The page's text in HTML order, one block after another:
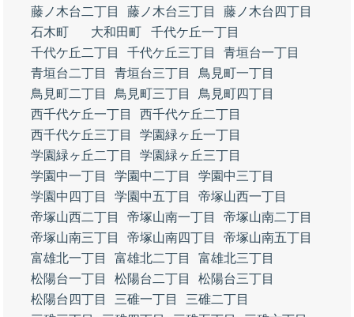
藤ノ木台二丁目
藤ノ木台三丁目
藤ノ木台四丁目
石木町
大和田町
千代ケ丘一丁目
千代ケ丘二丁目
千代ケ丘三丁目
青垣台一丁目
青垣台二丁目
青垣台三丁目
鳥見町一丁目
鳥見町二丁目
鳥見町三丁目
鳥見町四丁目
西千代ケ丘一丁目
西千代ケ丘二丁目
西千代ケ丘三丁目
学園緑ヶ丘一丁目
学園緑ヶ丘二丁目
学園緑ヶ丘三丁目
学園中一丁目
学園中二丁目
学園中三丁目
学園中四丁目
学園中五丁目
帝塚山西一丁目
帝塚山西二丁目
帝塚山南一丁目
帝塚山南二丁目
帝塚山南三丁目
帝塚山南四丁目
帝塚山南五丁目
富雄北一丁目
富雄北二丁目
富雄北三丁目
松陽台一丁目
松陽台二丁目
松陽台三丁目
松陽台四丁目
三碓一丁目
三碓二丁目